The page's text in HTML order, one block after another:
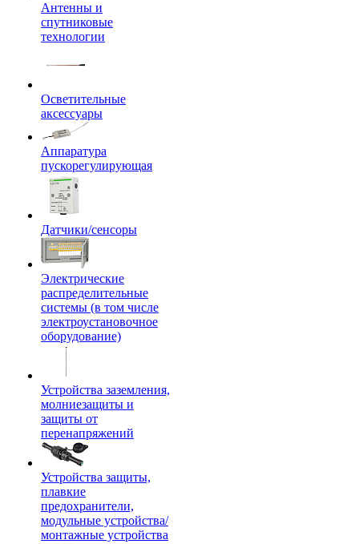
Антенны и
спутниковые
технологии
Осветительные
аксессуары
Аппаратура
пускорегулирующая
Датчики/сенсоры
Электрические
распределительные
системы (в том числе
электроустановочное
оборудование)
Устройства заземления,
молниезащиты и
защиты от
перенапряжений
Устройства защиты,
плавкие
предохранители,
модульные устройства/
монтажные устройства